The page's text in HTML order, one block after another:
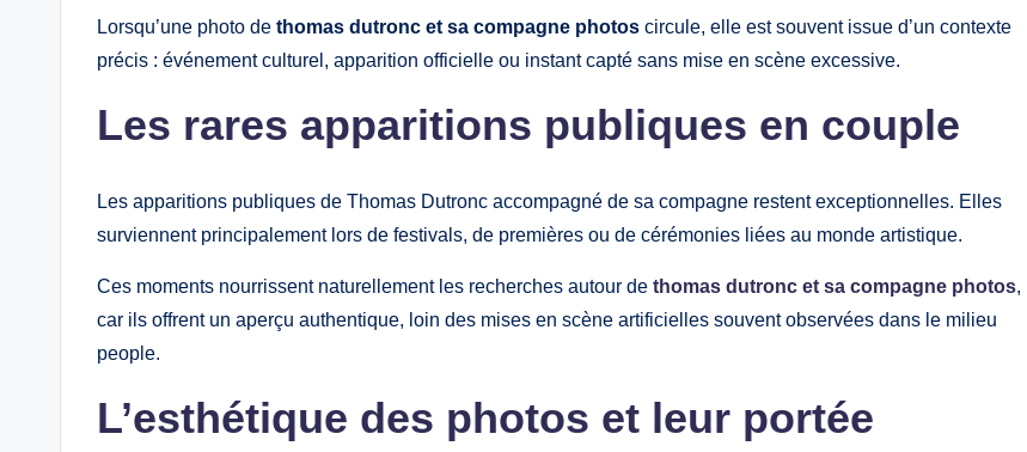
Lorsqu’une photo de thomas dutronc et sa compagne photos circule, elle est souvent issue d’un contexte
précis : événement culturel, apparition officielle ou instant capté sans mise en scène excessive.
Les rares apparitions publiques en couple
Les apparitions publiques de Thomas Dutronc accompagné de sa compagne restent exceptionnelles. Elles
surviennent principalement lors de festivals, de premières ou de cérémonies liées au monde artistique.
Ces moments nourrissent naturellement les recherches autour de thomas dutronc et sa compagne photos,
car ils offrent un aperçu authentique, loin des mises en scène artificielles souvent observées dans le milieu
people.
L’esthétique des photos et leur portée